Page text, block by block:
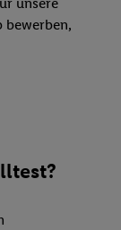
bewerben,